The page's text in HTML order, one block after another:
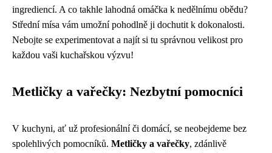
ingrediencí. A co takhle lahodná omáčka k nedělnímu obědu?
Střední mísa vám umožní pohodlně ji dochutit k dokonalosti.
Nebojte se experimentovat a najít si tu správnou velikost pro
každou vaši kuchařskou výzvu!
Metličky a vařečky: Nezbytní pomocníci
V kuchyni, ať už profesionální či domácí, se neobejdeme bez
spolehlivých pomocníků. Metličky a vařečky, zdánlivě